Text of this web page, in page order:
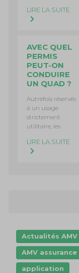
LIRE LA SUITE
AVEC QUEL
PERMIS
PEUT-ON
CONDUIRE
UN QUAD ?
Autrefois réservés
à un usage
strictement
utilitaire, les
LIRE LA SUITE
Actualités AMV
AMV assurance
application